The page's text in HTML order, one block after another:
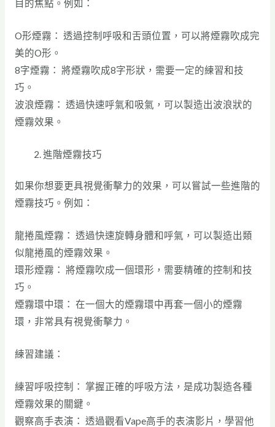
目的焦點。例如：
O形煙霧： 透過控制呼吸和舌頭位置，可以將煙霧吹成完
美的O形。
8字煙霧： 將煙霧吹成8字形狀，需要一定的練習和技
巧。
波浪煙霧： 透過快速呼氣和吸氣，可以製造出波浪狀的
煙霧效果。
進階煙霧技巧
如果你想要更具視覺衝擊力的效果，可以嘗試一些進階的
煙霧技巧。例如：
龍捲風煙霧： 透過快速旋轉身體和呼氣，可以製造出類
似龍捲風的煙霧效果。
環形煙霧： 將煙霧吹成一個環形，需要精確的控制和技
巧。
煙霧環中環： 在一個大的煙霧環中再套一個小的煙霧
環，非常具有視覺衝擊力。
練習建議：
練習呼吸控制： 掌握正確的呼吸方法，是成功製造各種
煙霧效果的關鍵。
觀察高手表演： 透過觀看Vape高手的表演影片，學習他